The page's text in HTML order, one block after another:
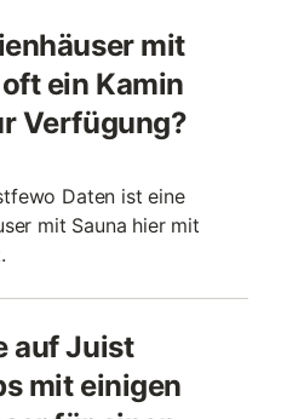
mit
ein Kamin
Verfügung?
Daten ist eine
mit Sauna hier mit
auf Juist
mit einigen